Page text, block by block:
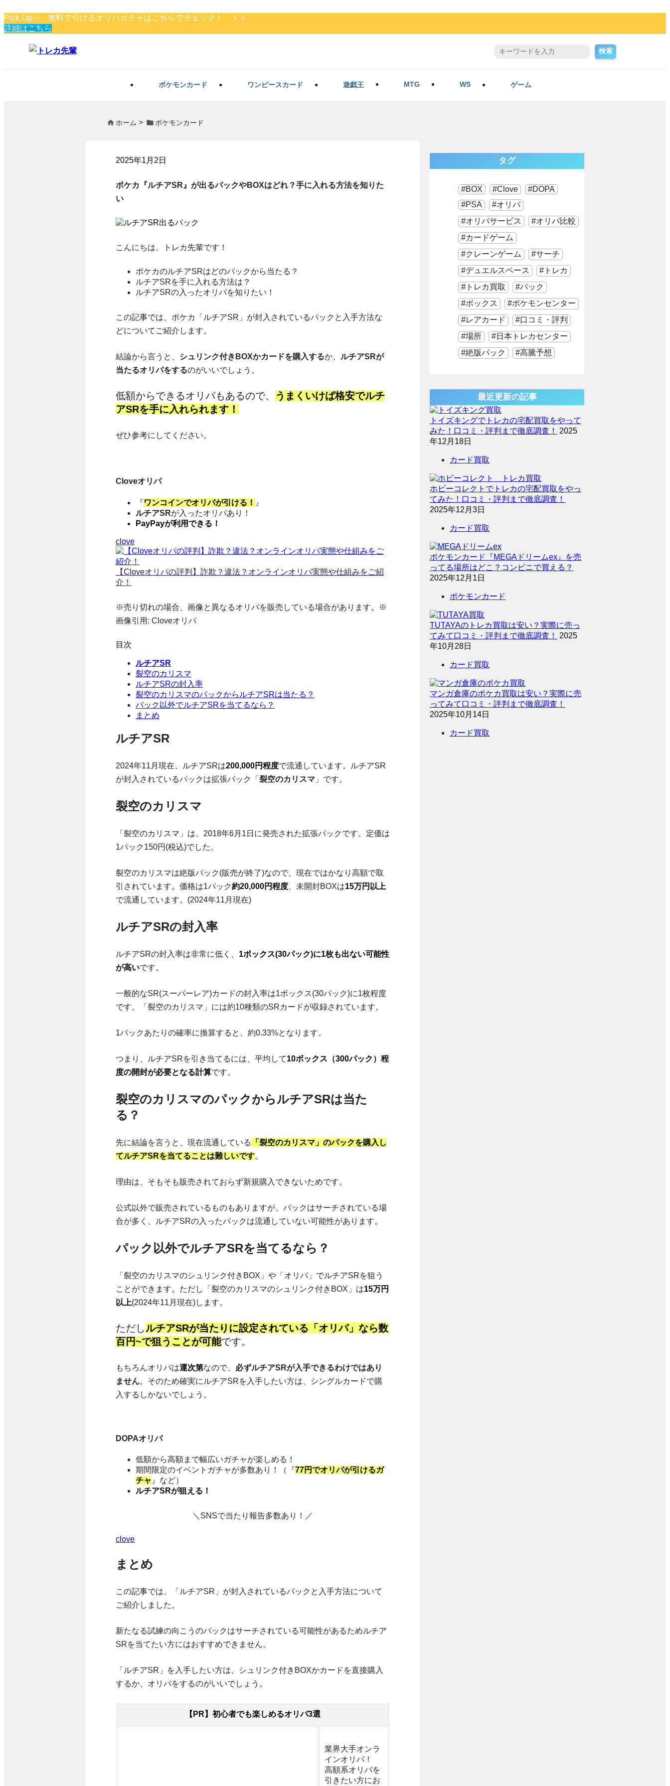
Pick Up▷ 無料で引けるオリパガチャはこちらでチェック！ ＞＞
詳細はこちら
検索
ポケモンカード ワンピースカード 遊戯王 MTG WS ゲーム
ホーム ポケモンカード
2025年1月2日
ポケカ『ルチアSR』が出るパックやBOXはどれ？手に入れる方法を知りた
い
こんにちは、トレカ先輩です！
ポケカのルチアSRはどのパックから当たる？
ルチアSRを手に入れる方法は？
ルチアSRの入ったオリパを知りたい！
この記事では、ポケカ「ルチアSR」が封入されているパックと入手方法な
どについてご紹介します。
結論から言うと、 シュリンク付きBOXかカードを購入するか、 ルチアSRが
当たるオリパをするのがいいでしょう。
低額からできるオリパもあるので、
うまくいけば格安でルチ
アSRを手に入れられます！
ぜひ参考にしてください。
Cloveオリパ
『ワンコインでオリパが引ける！ 』
ルチアSRが入ったオリパあり！
PayPayが利用できる！
clove
【Cloveオリパの評判】詐欺？違法？オンラインオリパ実態や仕組みをご紹
介！
※売り切れの場合、画像と異なるオリパを販売している場合があります。※
画像引用: Cloveオリパ
目次
ルチアSR
裂空のカリスマ
ルチアSRの封入率
裂空のカリスマのパックからルチアSRは当たる？
パック以外でルチアSRを当てるなら？
まとめ
ルチアSR
2024年11月現在、ルチアSRは200,000円程度で流通しています。ルチアSR
が封入されているパックは拡張パック「 裂空のカリスマ 」です。
裂空のカリスマ
「裂空のカリスマ」は、2018年6月1日に発売された拡張パックです。定価は
1パック150円(税込)でした。
裂空のカリスマは絶版パック(販売が終了)なので、現在ではかなり高額で取
引されています。価格は1パック約20,000円程度、未開封BOXは15万円以上
で流通しています。(2024年11月現在)
ルチアSRの封入率
ルチアSRの封入率は非常に低く、 1ボックス(30パック)に1枚も出ない可能性
が高いです。
一般的なSR(スーパーレア)カードの封入率は1ボックス(30パック)に1枚程度
です。「裂空のカリスマ」には約10種類のSRカードが収録されています。
1パックあたりの確率に換算すると、約0.33%となります。
つまり、ルチアSRを引き当てるには、平均して10ボックス（300パック）程
度の開封が必要となる計算です。
裂空のカリスマのパックからルチアSRは当た
る？
先に結論を言うと、現在流通している 「裂空のカリスマ 」のパックを購入し
てルチアSRを当てることは難しいです。
理由は、そもそも販売されておらず新規購入できないためです。
公式以外で販売されているものもありますが、パックはサーチされている場
合が多く、ルチアSRの入ったパックは流通していない可能性があります。
パック以外でルチアSRを当てるなら？
「裂空のカリスマのシュリンク付きBOX」や「オリパ」でルチアSRを狙う
ことができます。ただし「裂空のカリスマのシュリンク付きBOX」は15万円
以上(2024年11月現在)します。
ただしルチアSRが当たりに設定されている「オリパ」なら数
百円~で狙うことが可能です。
もちろんオリパは運次第なので、 必ずルチアSRが入手できるわけではあり
ません。そのため確実にルチアSRを入手したい方は、シングルカードで購
入するしかないでしょう。
DOPAオリパ
低額から高額まで幅広いガチャが楽しめる！
期間限定のイベントガチャが多数あり！（『77円でオリパが引けるガ
チャ 』など）
ルチアSRが狙える！
＼SNSで当たり報告多数あり！／
clove
まとめ
この記事では、「ルチアSR」が封入されているパックと入手方法について
ご紹介しました。
新たなる試練の向こうのパックはサーチされている可能性があるためルチア
SRを当てたい方にはおすすめできません。
「ルチアSR」を入手したい方は、シュリンク付きBOXかカードを直接購入
するか、オリパをするのがいいでしょう。
【PR】初心者でも楽しめるオリパ3選
業界大手オンラ
インオリパ！
高額系オリパを
引きたい方にお
タグ
BOX Clove
DOPA
PSA
オリパ
オリパサービス
オリパ比較
カードゲーム
クレーンゲーム
サーチ
デュエルスペース
トレカ
トレカ買取
パック
ボックス
ポケモンセンター
レアカード
口コミ・評判
場所
日本トレカセンター
絶版パック
高騰予想
最近更新の記事
トイズキングでトレカの宅配買取をやって
みた！口コミ・評判まで徹底調査！
2025
年12月18日
カード買取
ホビーコレクトでトレカの宅配買取をやっ
てみた！口コミ・評判まで徹底調査！
2025年12月3日
カード買取
ポケモンカード『MEGAドリームex』を売
ってる場所はどこ？コンビニで買える？
2025年12月1日
ポケモンカード
TUTAYAのトレカ買取は安い？実際に売っ
てみて口コミ・評判まで徹底調査！
2025
年10月28日
カード買取
マンガ倉庫のポケカ買取は安い？実際に売
ってみて口コミ・評判まで徹底調査！
2025年10月14日
カード買取